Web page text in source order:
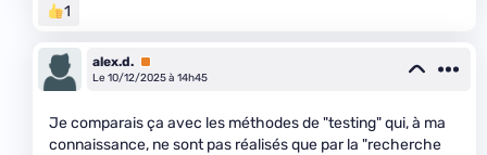
1
alex.d. Premium
Le 10/12/2025 à 14h45
Je comparais ça avec les méthodes de "testing" qui, à ma
connaissance, ne sont pas réalisés que par la "recherche